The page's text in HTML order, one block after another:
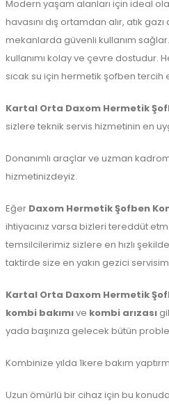
Modern yaşam alanları için ideal
havasını dış ortamdan alır, atık
mekanlarda güvenli kullanım
kullanımı kolay ve çevre dostudur.
sıcak su için hermetik şofben tercih
Kartal Orta Daxom Hermetik
sizlere teknik servis hizmetinin en
Donanımlı araçlar ve uzman
hizmetinizdeyiz.
Eğer Daxom Hermetik Şofben
ihtiyacınız varsa bizleri tereddüt
temsilcilerimiz sizlere en hızlı
taktirde size en yakın gezici
Kartal Orta Daxom Hermetik
kombi bakımıve kombi arızası
yada başınıza gelecek bütün
Kombinize yılda 1kere bakım
Uzun ömürlü bir cihaz için bu